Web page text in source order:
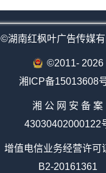
©湖南红枫叶广告传媒有
©2011- 2026
湘ICP备15013608
湘 公 网 安 备 案
43030402000122
增值电信业务经营许可
B2-20161361